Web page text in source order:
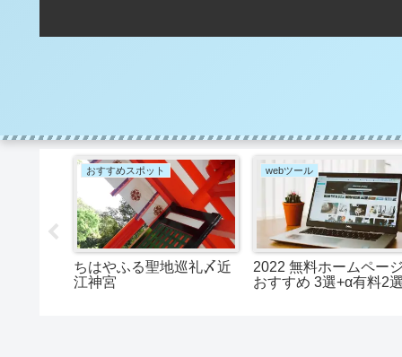
おすすめスポット
ちはやふる聖地巡礼〆近
江神宮
webツール
2022 無料ホームページ
おすすめ 3選+‪α‬有料2選